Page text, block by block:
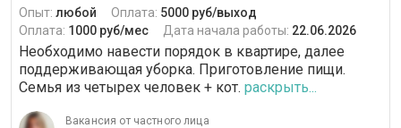
Опыт: любой Оплата: 5000 руб/выход
Оплата: 1000 руб/мес Дата начала работы: 22.06.2026
Необходимо навести порядок в квартире, далее
поддерживающая уборка. Приготовление пищи.
Семья из четырех человек + кот. раскрыть...
Вакансия от частного лица